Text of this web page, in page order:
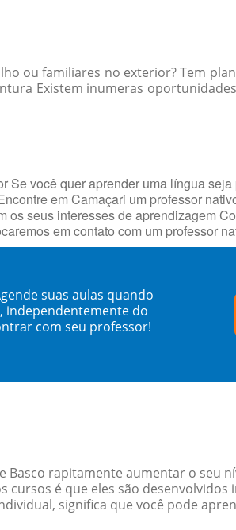
ou familiares no exterior? Tem
Existem inumeras
você quer aprender uma língua
em Camaçari um professor
seus interesses de aprendizagem
em contato com um professor
suas aulas quando
independentemente do
com seu professor!
rapitamente aumentar o seu
cursos é que eles são
significa que você pode